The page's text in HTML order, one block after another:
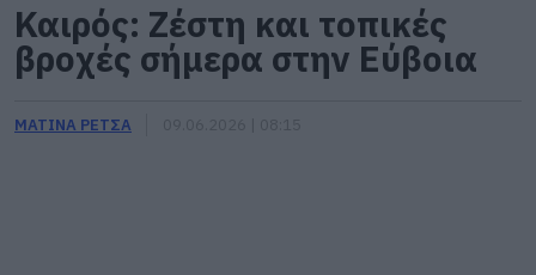
Καιρός: Ζέστη και τοπικές
βροχές σήμερα στην Εύβοια
ΜΑΤΙΝΑ ΡΕΤΣΑ